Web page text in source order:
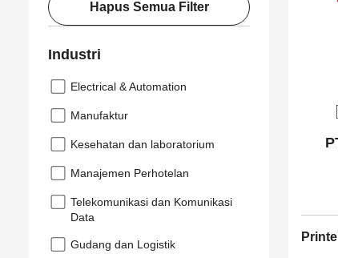
Hapus Semua Filter
Industri
Electrical & Automation
Manufaktur
Kesehatan dan laboratorium
Manajemen Perhotelan
Telekomunikasi dan Komunikasi
Data
Gudang dan Logistik